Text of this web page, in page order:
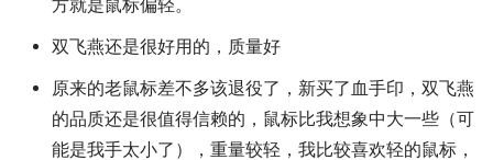
方就是鼠标偏轻。
双飞燕还是很好用的，质量好
原来的老鼠标差不多该退役了，新买了血手印，双飞燕
的品质还是很值得信赖的，鼠标比我想象中大一些（可
能是我手太小了），重量较轻，我比较喜欢轻的鼠标，